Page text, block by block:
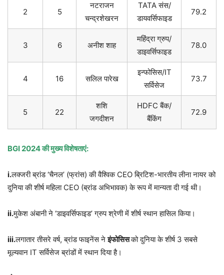
2 5
नटराजन
चन्द्रशेखरन
TATA संस/
डायवर्सिफाइड
79.2
3 6 अनीश शाह
महिंद्रा ग्रुप/
डाइवर्सिफाइड
78.0
4 16 सलिल पारेख
इन्फोसिस/IT
सर्विसेज
73.7
5 22
शशि
जगदीशन
HDFC बैंक/
बैंकिंग
72.9
BGI 2024की मुख्य विशेषताएं:
i.लक्जरी ब्रांड ‘चैनल’ (फ्रांस) की वैश्विक CEO ब्रिटिश-भारतीय लीना नायर को
दुनिया की शीर्ष महिला CEO (ब्रांड अभिभावक) के रूप में मान्यता दी गई थी।
ii.मुकेश अंबानी ने ‘डाइवर्सिफाइड’ ग्रुप श्रेणी में शीर्ष स्थान हासिल किया।
iii.लगातार तीसरे वर्ष, ब्रांड फाइनेंस नेइंफोसिसको दुनिया के शीर्ष 3 सबसे
मूल्यवान IT सर्विसेज ब्रांडों में स्थान दिया है।